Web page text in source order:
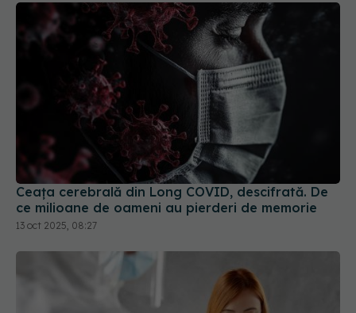
Ceața cerebrală din Long COVID, descifrată. De
ce milioane de oameni au pierderi de memorie
13 oct 2025, 08:27